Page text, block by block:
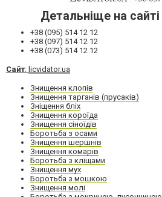
Детальніще на сайті
+38 (095) 514 12 12
+38 (097) 514 12 12
+38 (073) 514 12 12
Сайт: licvidator.ua
Знищення клопів
Знищення тарганів (прусаків)
Зніщення бліх
Знищення короїда
Знищення сіноїдів
Боротьба з осами
Знищення шершнів
Знищення комарів
Боротьба з кліщами
Знищення мух
Боротьба з мошкою
Знищення молі